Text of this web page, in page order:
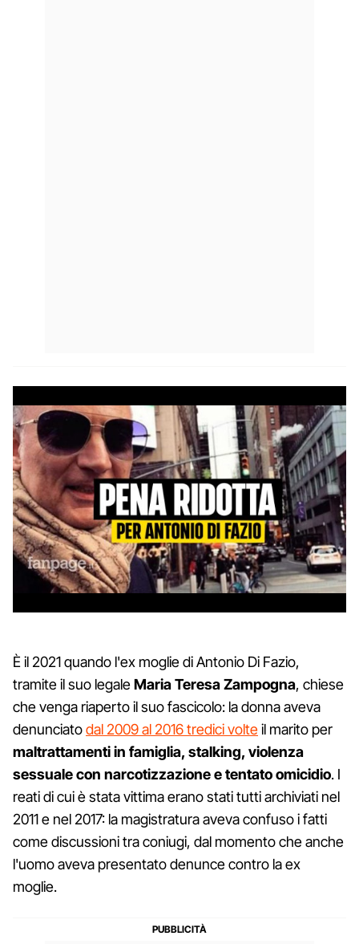
È il 2021 quando l'ex moglie di Antonio Di Fazio,
tramite il suo legaleMaria Teresa Zampogna, chiese
che venga riaperto il suo fascicolo: la donna aveva
denunciatodal 2009 al 2016 tredici volteil marito per
maltrattamenti in famiglia, stalking, violenza
sessuale con narcotizzazione e tentato omicidio. I
reati di cui è stata vittima erano stati tutti archiviati nel
2011 e nel 2017: la magistratura aveva confuso i fatti
come discussioni tra coniugi, dal momento che anche
l'uomo aveva presentato denunce contro la ex
moglie.